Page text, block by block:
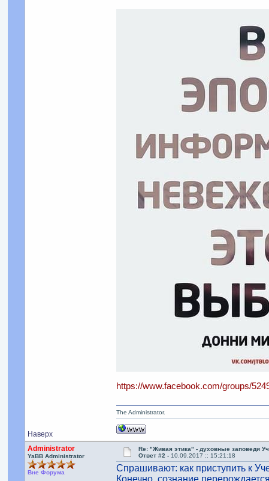
https://www.facebook.com/groups/
Наверх
The Administrator.
Administrator
YaBB Administrator
Вне Форума
Re: "Живая этика" - духовные заповеди
Ответ #2 - 10.09.2017 :: 15:21:18
Спрашивают: как приступить к
Конечно, сознание